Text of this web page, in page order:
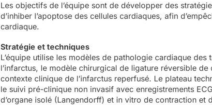
Les objectifs de l’équipe sont de développer des
d’inhiber l’apoptose des cellules cardiaques, afin
cardiaque.
Stratégie et techniques
L’équipe utilise les modèles de pathologie cardiaque
l’infarctus, le modèle chirurgical de ligature réversible
contexte clinique de l’infarctus reperfusé. Le plateau
le suivi pré-clinique non invasif avec enregistrements
d’organe isolé (Langendorff) et in vitro de contraction et